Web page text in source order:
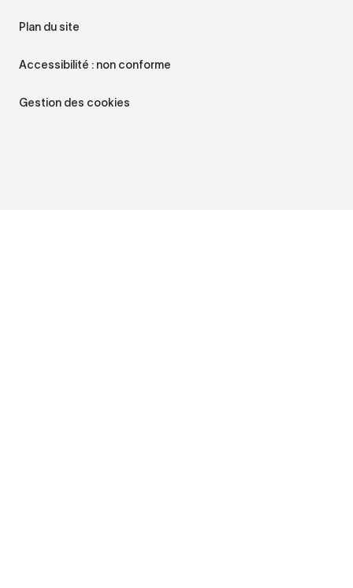
Plan du site
Accessibilité : non conforme
Gestion des cookies